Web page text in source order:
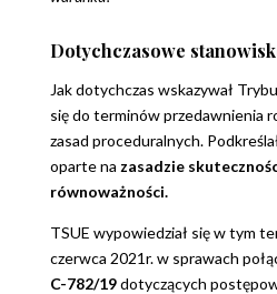
Dotychczasowe
Jak dotychczas wskazywał
się do terminów przedawnienia
zasad proceduralnych.
oparte na zasadzie
równoważności.
TSUE wypowiedział się w tym
czerwca 2021r. w sprawach
C-782/19dotyczących